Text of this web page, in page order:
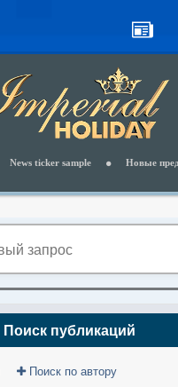
News ticker sample Новые
Поиск публикаций
Поиск по автору